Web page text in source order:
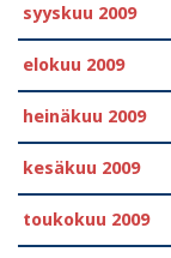
syyskuu 2009
elokuu 2009
heinäkuu 2009
kesäkuu 2009
toukokuu 2009